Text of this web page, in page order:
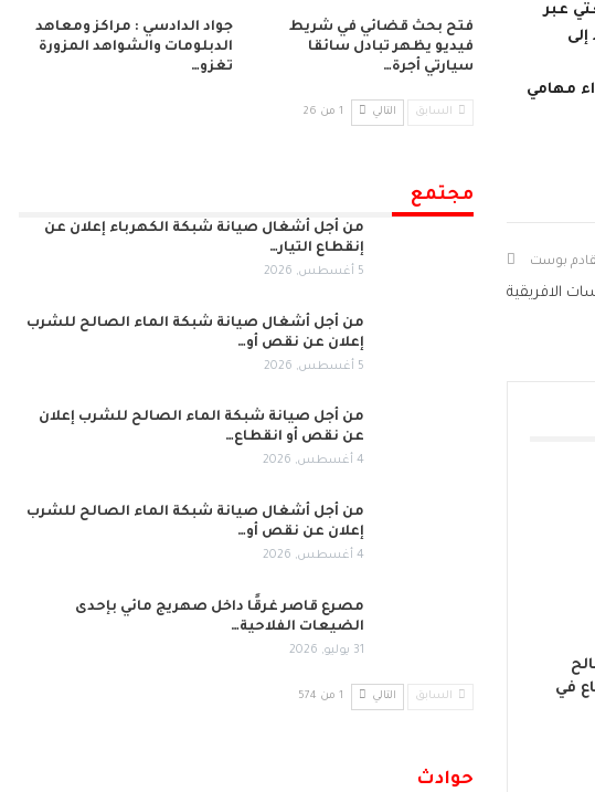
عبر
مهامي
بوست
الافريقية
في
فتح بحث قضائي في شريط
فيديو يظهر تبادل سائقا
سيارتي أجرة…
جواد الدادسي : مراكز ومعاهد
الدبلومات والشواهد المزورة
تغزو…
السابق التالي 1 من 26
مجتمع
من أجل أشغال صيانة شبكة الكهرباء إعلان عن
إنقطاع التيار…
5 أغسطس, 2026
من أجل أشغال صيانة شبكة الماء الصالح للشرب
إعلان عن نقص أو…
5 أغسطس, 2026
من أجل صيانة شبكة الماء الصالح للشرب إعلان
عن نقص أو انقطاع…
4 أغسطس, 2026
من أجل أشغال صيانة شبكة الماء الصالح للشرب
إعلان عن نقص أو…
4 أغسطس, 2026
مصرع قاصر غرقًا داخل صهريج مائي بإحدى
الضيعات الفلاحية…
31 يوليو, 2026
السابق التالي 1 من 574
حوادث